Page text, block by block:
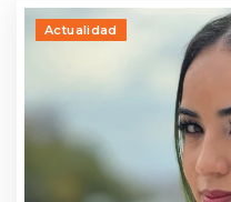
Actualidad